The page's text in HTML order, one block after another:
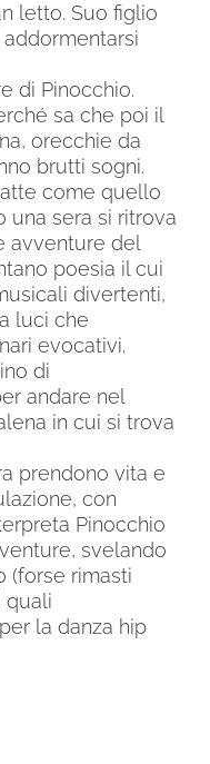
letto. Suo figlio
di Pinocchio.
sa che poi il
orecchie da
brutti sogni.
come quello
una sera si ritrova
avventure del
poesia il cui
divertenti,
luci che
evocativi.
di
andare nel
in cui si trova
prendono vita e
con
Pinocchio
svelando
(forse rimasti
quali
la danza hip